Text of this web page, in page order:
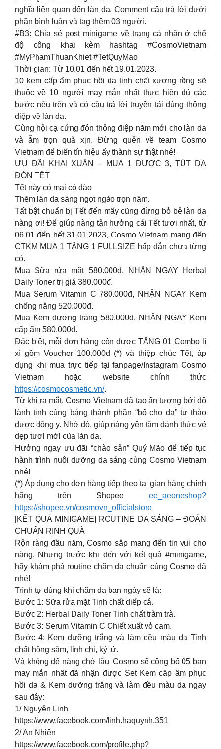
nghĩa liên quan đến làn da. Comment câu trả lời dưới
phần bình luận và tag thêm 03 người.
#B3: Chia sẻ post minigame về trang cá nhân ở chế
độ công khai kèm hashtag #CosmoVietnam
#MyPhamThuanKhiet #TetQuyMao
Thời gian: Từ 10.01 đến hết 19.01.2023.
10 kem cấp ẩm phục hồi da tinh chất xương rồng sẽ
thuộc về 10 người may mắn nhất thực hiện đủ các
bước nêu trên và có câu trả lời truyền tải đúng thông
điệp về làn da.
Cùng hội cạ cứng đón thông điệp năm mới cho làn da
và ẵm trọn quà xịn. Đừng quên về team Cosmo
Vietnam để biến tín hiệu ấy thành sự thật nhé!
ƯU ĐÃI KHAI XUÂN – MUA 1 ĐƯỢC 3, TÚT DA
ĐÓN TẾT
Tết này có mai có đào
Thêm làn da sáng ngọt ngào trọn năm.
Tất bật chuẩn bị Tết đến mấy cũng đừng bỏ bê làn da
nàng ơi! Để giúp nàng tận hưởng cái Tết tươi nhất, từ
06.01 đến hết 31.01.2023, Cosmo Vietnam mang đến
CTKM MUA 1 TẶNG 1 FULLSIZE hấp dẫn chưa từng
có.
Mua Sữa rửa mặt 580.000đ, NHẬN NGAY Herbal
Daily Toner trị giá 380.000đ.
Mua Serum Vitamin C 780.000đ, NHẬN NGAY Kem
chống nắng 520.000đ.
Mua Kem dưỡng trắng 580.000đ, NHẬN NGAY Kem
cấp ẩm 580.000đ.
Đặc biệt, mỗi đơn hàng còn được TẶNG 01 Combo lì
xì gồm Voucher 100.000đ (*) và thiệp chúc Tết, áp
dụng khi mua trực tiếp tại fanpage/Instagram Cosmo
Vietnam hoặc website chính thức
https://cosmocosmetic.vn/.
Từ khi ra mắt, Cosmo Vietnam đã tạo ấn tượng bởi độ
lành tính cùng bảng thành phần “bổ cho da” từ thảo
dược đông y. Nhờ đó, giúp nàng yên tâm đánh thức vẻ
đẹp tươi mới của làn da.
Hưởng ngay ưu đãi “chào sân” Quý Mão để tiếp tục
hành trình nuôi dưỡng da sáng cùng Cosmo Vietnam
nhé!
(*) Áp dụng cho đơn hàng tiếp theo tại gian hàng chính
hãng trên Shopee ee_aeoneshop?
https://shopee.vn/cosmovn_officialstore
[KẾT QUẢ MINIGAME] ROUTINE DA SÁNG – ĐOÁN
CHUẨN RINH QUÀ
Rộn ràng đầu năm, Cosmo sắp mang đến tin vui cho
nàng. Nhưng trước khi đến với kết quả #minigame,
hãy khám phá routine chăm da chuẩn cùng Cosmo đã
nhé!
Trình tự đúng khi chăm da ban ngày sẽ là:
Bước 1: Sữa rửa mặt Tinh chất diếp cá.
Bước 2: Herbal Daily Toner Tinh chất tràm trà.
Bước 3: Serum Vitamin C Chiết xuất vỏ cam.
Bước 4: Kem dưỡng trắng và làm đều màu da Tinh
chất hồng sâm, linh chi, kỷ tử.
Và không để nàng chờ lâu, Cosmo sẽ công bố 05 bạn
may mắn nhất đã nhận được Set Kem cấp ẩm phục
hồi da & Kem dưỡng trắng và làm đều màu da ngay
sau đây:
1/ Nguyên Linh
https://www.facebook.com/linh.haquynh.351
2/ An Nhiên
https://www.facebook.com/profile.php?